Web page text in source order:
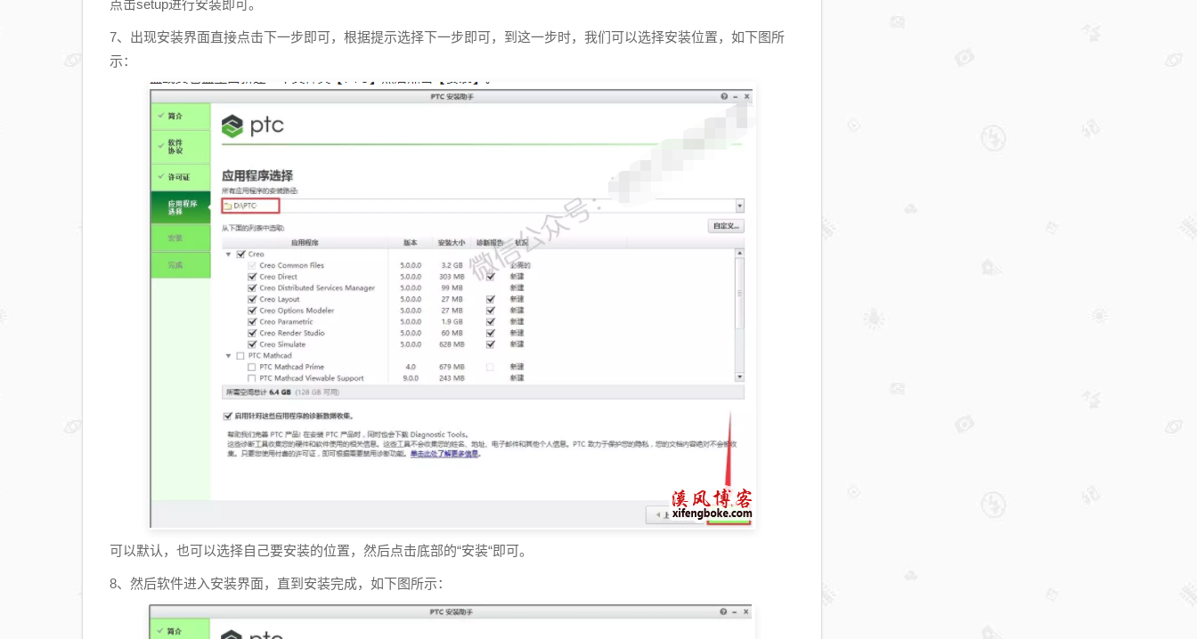
点击setup进行安装即可。
7、出现安装界面直接点击下一步即可，根据提示选择下一步即可，到这一步时，我们可以选择安装位置，如下图所
示：
可以默认，也可以选择自己要安装的位置，然后点击底部的“安装“即可。
8、然后软件进入安装界面，直到安装完成，如下图所示：